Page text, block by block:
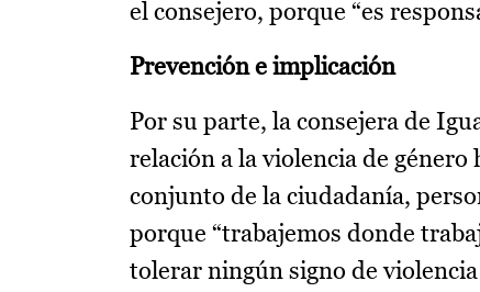
el consejero, porque “es
Prevención e implicación
Por su parte, la consejera de
relación a la violencia de
conjunto de la ciudadanía,
porque “trabajemos donde
tolerar ningún signo de